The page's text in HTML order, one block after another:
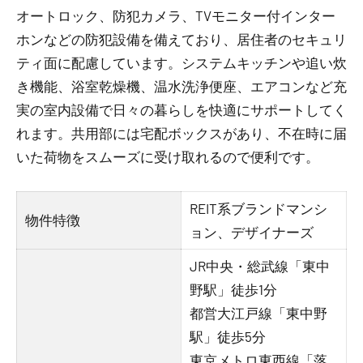
オートロック、防犯カメラ、TVモニター付インター
ホンなどの防犯設備を備えており、居住者のセキュリ
ティ面に配慮しています。システムキッチンや追い炊
き機能、浴室乾燥機、温水洗浄便座、エアコンなど充
実の室内設備で日々の暮らしを快適にサポートしてく
れます。共用部には宅配ボックスがあり、不在時に届
いた荷物をスムーズに受け取れるので便利です。
物件特徴
REIT系ブランドマンシ
ョン、デザイナーズ
JR中央・総武線「東中
野駅」徒歩1分
都営大江戸線「東中野
駅」徒歩5分
東京メトロ東西線「落